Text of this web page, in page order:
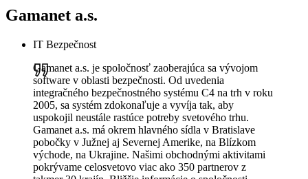
Gamanet a.s.
IT Bezpečnost
Gamanet a.s. je spoločnosť zaoberajúca sa vývojom
software v oblasti bezpečnosti. Od uvedenia
integračného bezpečnostného systému C4 na trh v roku
2005, sa systém zdokonaľuje a vyvíja tak, aby
uspokojil neustále rastúce potreby svetového trhu.
Gamanet a.s. má okrem hlavného sídla v Bratislave
pobočky v Južnej aj Severnej Amerike, na Blízkom
východe, na Ukrajine. Našimi obchodnými aktivitami
pokrývame celosvetovo viac ako 350 partnerov z